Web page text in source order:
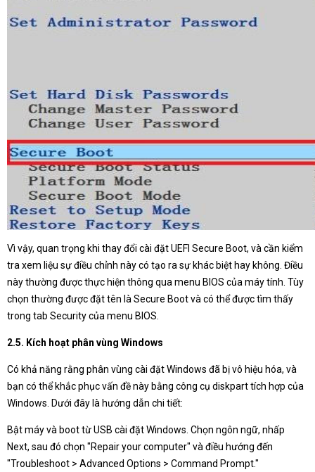
Vì vậy, quan trọng khi thay đổi cài đặt UEFI Secure Boot, và cần kiểm
tra xem liệu sự điều chỉnh này có tạo ra sự khác biệt hay không. Điều
này thường được thực hiện thông qua menu BIOS của máy tính. Tùy
chọn thường được đặt tên là Secure Boot và có thể được tìm thấy
trong tab Security của menu BIOS.
2.5. Kích hoạt phân vùng Windows
Có khả năng rằng phân vùng cài đặt Windows đã bị vô hiệu hóa, và
bạn có thể khắc phục vấn đề này bằng công cụ diskpart tích hợp của
Windows. Dưới đây là hướng dẫn chi tiết:
Bật máy và boot từ USB cài đặt Windows. Chọn ngôn ngữ, nhấp
Next, sau đó chọn "Repair your computer" và điều hướng đến
"Troubleshoot > Advanced Options > Command Prompt."